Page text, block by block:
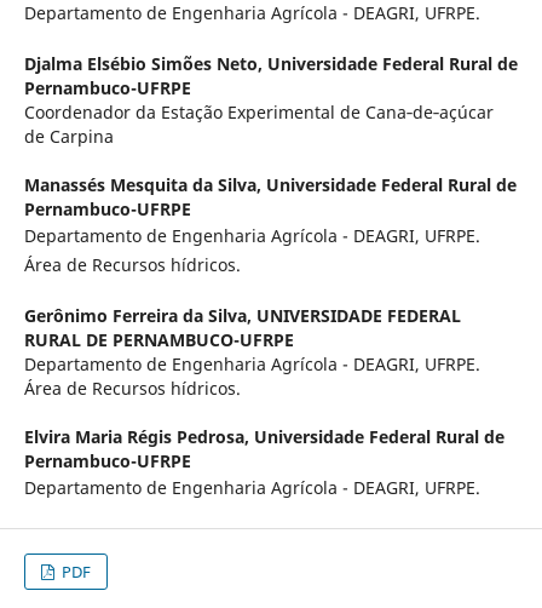
Departamento de Engenharia Agrícola - DEAGRI, UFRPE.
Djalma Elsébio Simões Neto, Universidade Federal Rural de
Pernambuco-UFRPE
Coordenador da Estação Experimental de Cana‑de‑açúcar
de Carpina
Manassés Mesquita da Silva, Universidade Federal Rural de
Pernambuco-UFRPE
Departamento de Engenharia Agrícola - DEAGRI, UFRPE.
Área de Recursos hídricos.
Gerônimo Ferreira da Silva, UNIVERSIDADE FEDERAL
RURAL DE PERNAMBUCO-UFRPE
Departamento de Engenharia Agrícola - DEAGRI, UFRPE.
Área de Recursos hídricos.
Elvira Maria Régis Pedrosa, Universidade Federal Rural de
Pernambuco-UFRPE
Departamento de Engenharia Agrícola - DEAGRI, UFRPE.
PDF